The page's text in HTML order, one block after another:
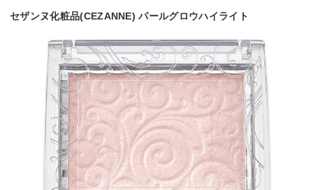
セザンヌ化粧品(CEZANNE) パールグロウハイライト